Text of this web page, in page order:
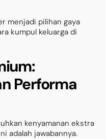
menjadi pilihan gaya
kumpul keluarga di
Performa
kenyamanan ekstra
adalah jawabannya.